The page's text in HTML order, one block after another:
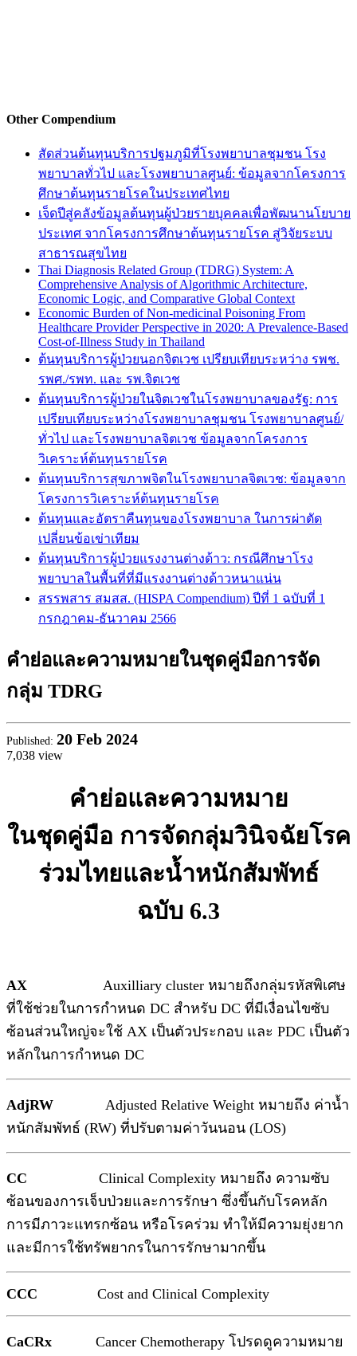
Other Compendium
สัดส่วนต้นทุนบริการปฐมภูมิที่โรงพยาบาลชุมชน โรง
พยาบาลทั่วไป และโรงพยาบาลศูนย์: ข้อมูลจากโครงการ
ศึกษาต้นทุนรายโรคในประเทศไทย
เจ็ดปีสู่คลังข้อมูลต้นทุนผู้ป่วยรายบุคคลเพื่อพัฒนานโยบาย
ประเทศ จากโครงการศึกษาต้นทุนรายโรค สู่วิจัยระบบ
สาธารณสุขไทย
Thai Diagnosis Related Group (TDRG) System: A
Comprehensive Analysis of Algorithmic Architecture,
Economic Logic, and Comparative Global Context
Economic Burden of Non-medicinal Poisoning From
Healthcare Provider Perspective in 2020: A Prevalence-Based
Cost-of-Illness Study in Thailand
ต้นทุนบริการผู้ป่วยนอกจิตเวช เปรียบเทียบระหว่าง รพช.
รพศ./รพท. และ รพ.จิตเวช
ต้นทุนบริการผู้ป่วยในจิตเวชในโรงพยาบาลของรัฐ: การ
เปรียบเทียบระหว่างโรงพยาบาลชุมชน โรงพยาบาลศูนย์/
ทั่วไป และโรงพยาบาลจิตเวช ข้อมูลจากโครงการ
วิเคราะห์ต้นทุนรายโรค
ต้นทุนบริการสุขภาพจิตในโรงพยาบาลจิตเวช: ข้อมูลจาก
โครงการวิเคราะห์ต้นทุนรายโรค
ต้นทุนและอัตราคืนทุนของโรงพยาบาล ในการผ่าตัด
เปลี่ยนข้อเข่าเทียม
ต้นทุนบริการผู้ป่วยแรงงานต่างด้าว: กรณีศึกษาโรง
พยาบาลในพื้นที่ที่มีแรงงานต่างด้าวหนาแน่น
สรรพสาร สมสส. (HISPA Compendium) ปีที่ 1 ฉบับที่ 1
กรกฎาคม-ธันวาคม 2566
คำย่อและความหมายในชุดคู่มือการจัด
กลุ่ม TDRG
Published: 20 Feb 2024
7,038 view
คำย่อและความหมาย
ในชุดคู่มือ การจัดกลุ่มวินิจฉัยโรค
ร่วมไทยและน้ำหนักสัมพัทธ์
ฉบับ 6.3
AX Auxilliary cluster หมายถึงกลุ่มรหัสพิเศษ
ที่ใช้ช่วยในการกำหนด DC สำหรับ DC ที่มีเงื่อนไขซับ
ซ้อนส่วนใหญ่จะใช้ AX เป็นตัวประกอบ และ PDC เป็นตัว
หลักในการกำหนด DC
AdjRW Adjusted Relative Weight หมายถึง ค่าน้ำ
หนักสัมพัทธ์ (RW) ที่ปรับตามค่าวันนอน (LOS)
CC Clinical Complexity หมายถึง ความซับ
ซ้อนของการเจ็บป่วยและการรักษา ซึ่งขึ้นกับโรคหลัก
การมีภาวะแทรกซ้อน หรือโรคร่วม ทำให้มีความยุ่งยาก
และมีการใช้ทรัพยากรในการรักษามากขึ้น
CCC Cost and Clinical Complexity
CaCRx Cancer Chemotherapy โปรดดูความหมาย